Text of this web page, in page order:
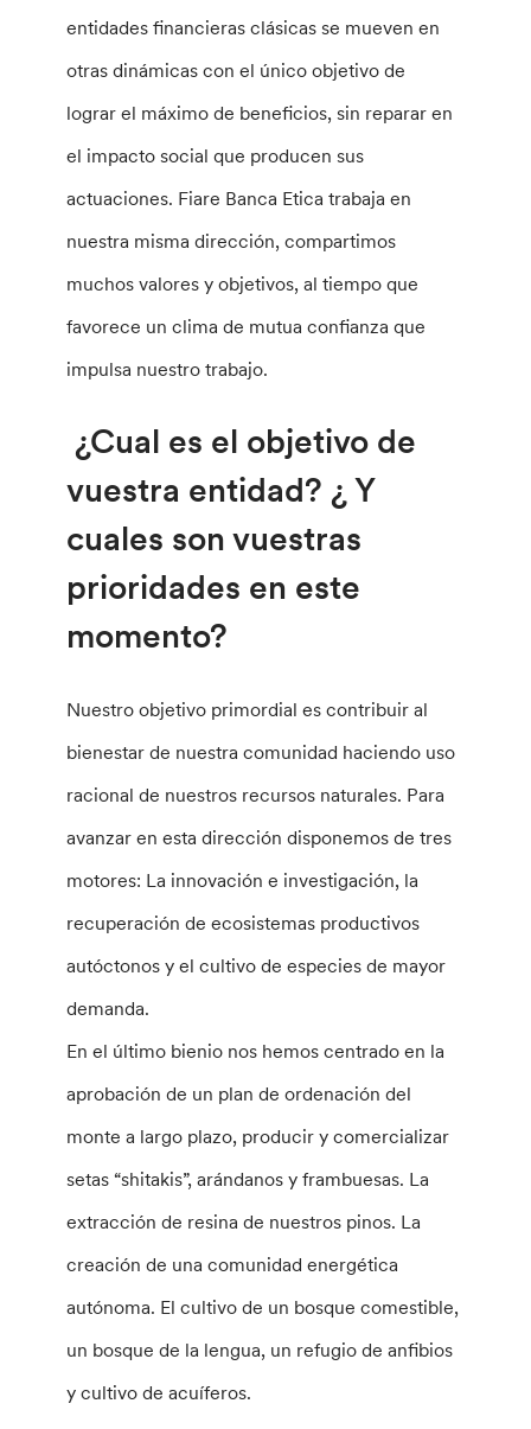
entidades financieras clásicas se mueven en
otras dinámicas con el único objetivo de
lograr el máximo de beneficios, sin reparar en
el impacto social que producen sus
actuaciones. Fiare Banca Etica trabaja en
nuestra misma dirección, compartimos
muchos valores y objetivos, al tiempo que
favorece un clima de mutua confianza que
impulsa nuestro trabajo.
¿Cual es el objetivo de
vuestra entidad? ¿ Y
cuales son vuestras
prioridades en este
momento?
Nuestro objetivo primordial es contribuir al
bienestar de nuestra comunidad haciendo uso
racional de nuestros recursos naturales. Para
avanzar en esta dirección disponemos de tres
motores: La innovación e investigación, la
recuperación de ecosistemas productivos
autóctonos y el cultivo de especies de mayor
demanda.
En el último bienio nos hemos centrado en la
aprobación de un plan de ordenación del
monte a largo plazo, producir y comercializar
setas “shitakis”, arándanos y frambuesas. La
extracción de resina de nuestros pinos. La
creación de una comunidad energética
autónoma. El cultivo de un bosque comestible,
un bosque de la lengua, un refugio de anfibios
y cultivo de acuíferos.